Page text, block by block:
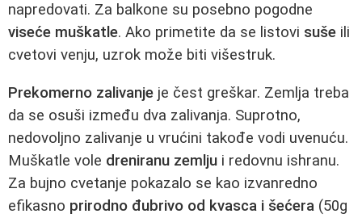
napredovati. Za balkone su posebno pogodne
viseće muškatle. Ako primetite da se listovi suše ili
cvetovi venju, uzrok može biti višestruk.
Prekomerno zalivanje je čest greškar. Zemlja treba
da se osuši između dva zalivanja. Suprotno,
nedovoljno zalivanje u vrućini takođe vodi uvenuću.
Muškatle vole dreniranu zemlju i redovnu ishranu.
Za bujno cvetanje pokazalo se kao izvanredno
efikasno prirodno đubrivo od kvasca i šećera (50g